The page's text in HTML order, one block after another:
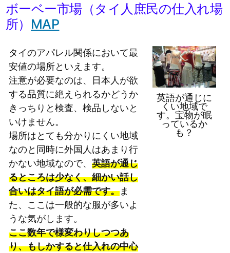
ボーベー市場（タイ人庶民の仕入れ場
所） MAP
タイのアパレル関係において最
安値の場所といえます。
注意が必要なのは、日本人が欲
する品質に絶えられるかどうか
きっちりと検査、検品しないと
いけません。
場所はとても分かりにくい地域
なのと同時に外国人はあまり行
かない地域なので、 英語が通じ
るところは少なく、細かい話し
合いはタイ語が必需です。ま
た、ここは一般的な服が多いよ
うな気がします。
ここ数年で様変わりしつつあ
り、もしかすると仕入れの中心
英語が通じに
くい地域で
す。宝物が眠
っているか
も？